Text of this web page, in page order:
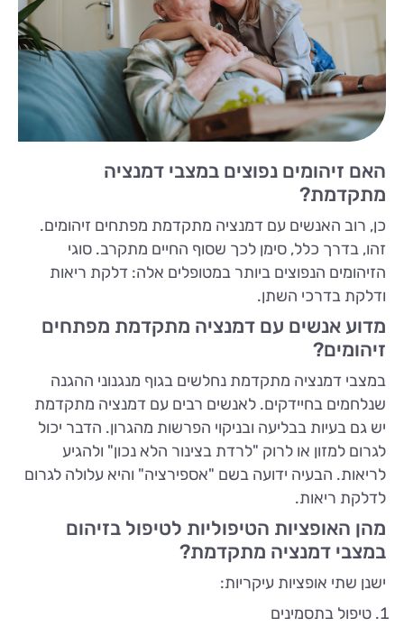
האם זיהומים נפוצים במצבי דמנציה
מתקדמת?
כן, רוב האנשים עם דמנציה מתקדמת מפתחים זיהומים.
זהו, בדרך כלל, סימן לכך שסוף החיים מתקרב. סוגי
הזיהומים הנפוצים ביותר במטופלים אלה: דלקת ריאות
ודלקת בדרכי השתן.
מדוע אנשים עם דמנציה מתקדמת מפתחים
זיהומים?
במצבי דמנציה מתקדמת נחלשים בגוף מנגנוני ההגנה
שנלחמים בחיידקים. לאנשים רבים עם דמנציה מתקדמת
יש גם בעיות בבליעה ובניקוי הפרשות מהגרון. הדבר יכול
לגרום למזון או לרוק "לרדת בצינור הלא נכון" ולהגיע
לריאות. הבעיה ידועה בשם "אספירציה" והיא עלולה לגרום
לדלקת ריאות.
מהן האופציות הטיפוליות לטיפול בזיהום
במצבי דמנציה מתקדמת?
ישנן שתי אופציות עיקריות:
טיפול בתסמינים